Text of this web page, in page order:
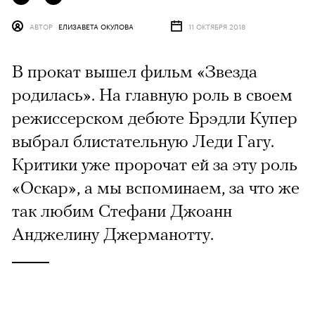
АВТОР ЕЛИЗАВЕТА ОКУЛОВА 11 ОКТЯБРЯ 2018
В прокат вышел фильм «Звезда
родилась». На главную роль в своем
режиссерском дебюте Брэдли Купер
выбрал блистательную Леди Гагу.
Критики уже пророчат ей за эту роль
«Оскар», а мы вспоминаем, за что же
так любим Стефани Джоанн
Анджелину Джерманотту.